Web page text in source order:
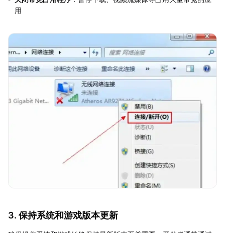
用
3. 保持系统和游戏版本更新